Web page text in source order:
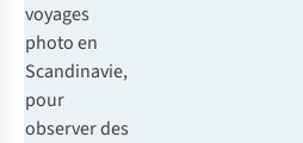
voyages
photo en
Scandinavie,
pour
observer des